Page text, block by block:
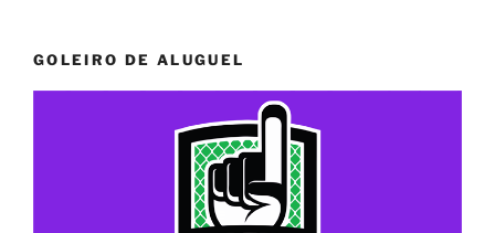
GOLEIRO DE ALUGUEL